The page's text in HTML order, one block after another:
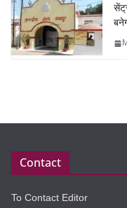
Contact
To Contact Editor